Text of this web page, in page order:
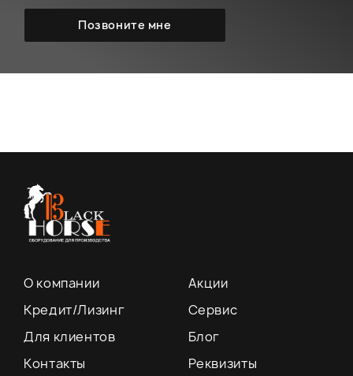
О компании
Акции
Кредит/Лизинг
Сервис
Для клиентов
Блог
Контакты
Реквизиты